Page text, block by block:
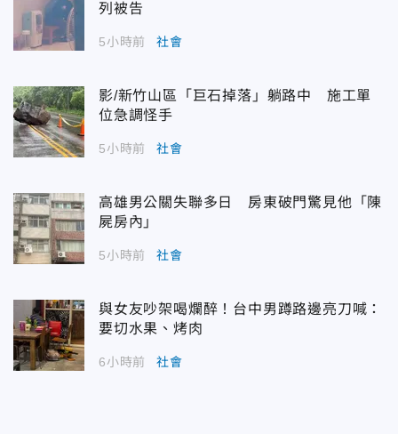
列被告
5小時前 社會
影/新竹山區「巨石掉落」躺路中 施工單
位急調怪手
5小時前 社會
高雄男公關失聯多日 房東破門驚見他「陳
屍房內」
5小時前 社會
與女友吵架喝爛醉！台中男蹲路邊亮刀喊：
要切水果、烤肉
6小時前 社會